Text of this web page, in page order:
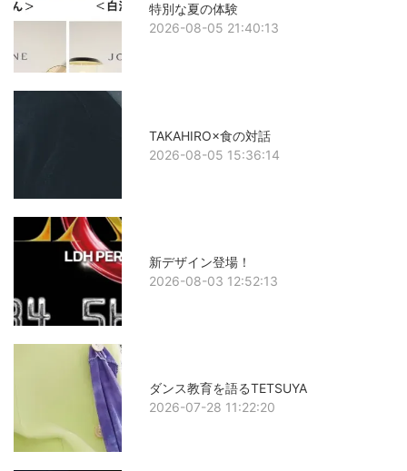
特別な夏の体験
2026-08-05 21:40:13
TAKAHIRO×食の対話
2026-08-05 15:36:14
新デザイン登場！
2026-08-03 12:52:13
ダンス教育を語るTETSUYA
2026-07-28 11:22:20